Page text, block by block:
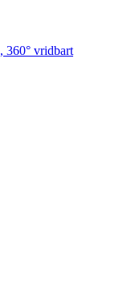
360° vridbart